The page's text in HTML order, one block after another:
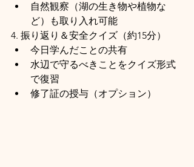
自然観察（湖の生き物や植物な
ど）も取り入れ可能
4. 振り返り＆安全クイズ（約15分）
今日学んだことの共有
水辺で守るべきことをクイズ形式
で復習
修了証の授与（オプション）